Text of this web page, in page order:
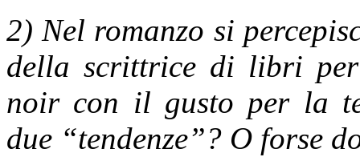
2) Nel romanzo si
della scrittrice di libri
noir con il gusto per la
due “tendenze”? O forse